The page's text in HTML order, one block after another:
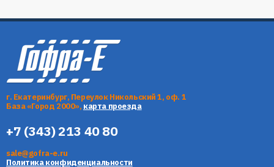
г. Екатеринбург, Переулок Никольский 1, оф. 1
База «Город 2000», карта проезда
+7 (343) 213 40 80
sale@gofra-e.ru
Политика конфиденциальности